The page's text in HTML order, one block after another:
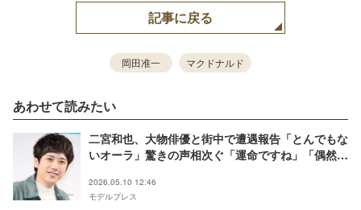
記事に戻る
岡田准一 マクドナルド
あわせて読みたい
二宮和也、大物俳優と街中で遭遇報告「とんでもな
いオーラ」驚きの声相次ぐ「運命ですね」「偶然す
2026.05.10 12:46
モデルプレス